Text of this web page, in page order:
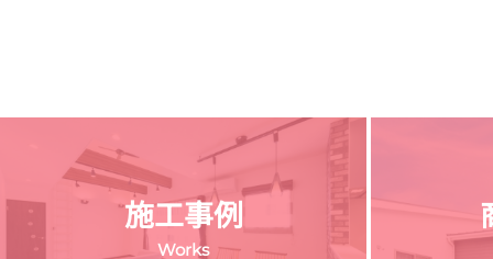
施工事例
Works